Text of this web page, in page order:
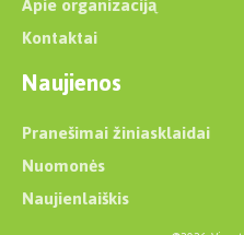
Kontaktai
Naujienos
Pranešimai žiniasklaidai
Nuomonės
Naujienlaiškis